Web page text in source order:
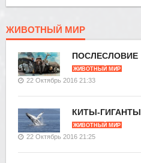
ЖИВОТНЫЙ МИР
ПОСЛЕСЛОВИЕ
ЖИВОТНЫЙ МИР
22 Октябрь 2016 21:33
КИТЫ-ГИГАНТЫ
ЖИВОТНЫЙ МИР
22 Октябрь 2016 21:25